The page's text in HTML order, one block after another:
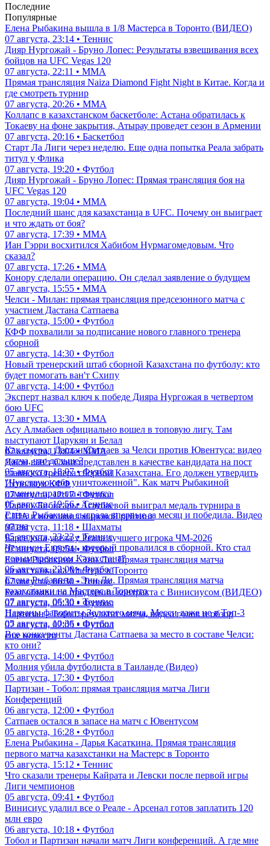
Последние
Популярные
Елена Рыбакина вышла в 1/8 Мастерса в Торонто (ВИДЕО)
07 августа, 23:14 • Теннис
Дияр Нургожай - Бруно Лопес: Результаты взвешивания всех
бойцов на UFC Vegas 120
07 августа, 22:11 • ММА
Прямая трансляция Naiza Diamond Fight Night в Китае. Когда и
где смотреть турнир
07 августа, 20:26 • ММА
Коллапс в казахстанском баскетболе: Астана обратилась к
Токаеву на фоне закрытия, Атырау проведет сезон в Армении
07 августа, 20:16 • Баскетбол
Старт Ла Лиги через неделю. Еще одна попытка Реала забрать
титул у Флика
07 августа, 19:20 • Футбол
Дияр Нургожай - Бруно Лопес: Прямая трансляция боя на
UFC Vegas 120
07 августа, 19:04 • ММА
Последний шанс для казахстанца в UFC. Почему он выиграет
и что ждать от боя?
07 августа, 17:39 • ММА
Иан Гэрри восхитился Хабибом Нурмагомедовым. Что
сказал?
07 августа, 17:26 • ММА
Конору сделали операцию. Он сделал заявление о будущем
07 августа, 15:55 • ММА
Челси - Милан: прямая трансляция предсезонного матча с
участием Дастана Сатпаева
07 августа, 15:00 • Футбол
КФФ похвалили за подписание нового главного тренера
сборной
07 августа, 14:30 • Футбол
Новый тренерский штаб сборной Казахстана по футболу: кто
будет помогать ван'т Схипу
07 августа, 14:00 • Футбол
Эксперт назвал ключ к победе Дияра Нургожая в четвертом
бою UFC
07 августа, 13:30 • ММА
Асу Алмабаев официально вошел в топовую лигу. Там
выступают Царукян и Белал
07 августа, 13:04 • ММА
Джон ван'т Схип представлен в качестве кандидата на пост
главного тренера сборной Казахстана. Его должен утвердить
Исполком КФФ
07 августа, 12:17 • Футбол
Парень Бибисары Асаубаевой выиграл медаль турнира в
США и возглавил мировой рейтинг
07 августа, 11:18 • Шахматы
Барселона увела у Реала лучшего игрока ЧМ-2026
07 августа, 09:54 • Футбол
Елена Рыбакина - Энн Ли. Прямая трансляция матча
казахстанки на Мастерс в Торонто
07 августа, 06:30 • Теннис
Реал объявил о продлении контракта с Винисиусом (ВИДЕО)
07 августа, 05:30 • Футбол
Партизан - Тобол: результат матча, видео голов и обзор
07 августа, 02:05 • Футбол
еще новости
Как сыграл Дастан Сатпаев за Челси против Ювентуса: видео
матча, что дальше?
05 августа, 18:07 • Футбол
"Чувствую себя уничтоженной". Как матч Рыбакиной
изменил правила тенниса
05 августа, 19:56 • Теннис
Елена Рыбакина сыграла впервые за месяц и победила. Видео
матча
05 августа, 23:23 • Теннис
Чемпион Европы, который провалился в сборной. Кто стал
новым тренером Казахстана?
06 августа, 22:00 • Футбол
Елена Рыбакина - Энн Ли. Прямая трансляция матча
казахстанки на Мастерс в Торонто
07 августа, 06:30 • Теннис
Названы фавориты Золотого мяча. Месси даже не в Топ-3
05 августа, 10:36 • Футбол
Все конкуренты Дастана Сатпаева за место в составе Челси:
кто они?
05 августа, 14:00 • Футбол
Молния убила футболиста в Таиланде (Видео)
05 августа, 17:30 • Футбол
Партизан - Тобол: прямая трансляция матча Лиги
Конференций
06 августа, 12:00 • Футбол
Сатпаев остался в запасе на матч с Ювентусом
05 августа, 16:28 • Футбол
Елена Рыбакина - Дарья Касаткина. Прямая трансляция
первого матча казахстанки на Мастерс в Торонто
05 августа, 15:12 • Теннис
Что сказали тренеры Кайрата и Левски после первой игры
Лиги чемпионов
05 августа, 09:41 • Футбол
Винисиус удалил все о Реале - Арсенал готов заплатить 120
млн евро
06 августа, 10:18 • Футбол
Тобол и Партизан начали матч Лиги конференций. А где мне